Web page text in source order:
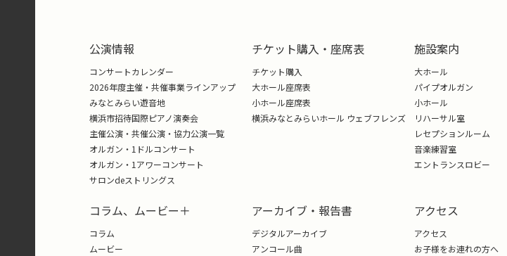
公演情報
コンサートカレンダー
2026年度主催・共催事業ラインアップ
みなとみらい遊音地
横浜市招待国際ピアノ演奏会
主催公演・共催公演・協力公演一覧
オルガン・1ドルコンサート
オルガン・1アワーコンサート
サロンdeストリングス
チケット購入・座席表
チケット購入
大ホール座席表
小ホール座席表
横浜みなとみらいホール ウェブフレンズ
施設案内
大ホール
パイプオルガン
小ホール
リハーサル室
レセプションルーム
音楽練習室
エントランスロビー
コラム、ムービー＋
コラム
ムービー
アーカイブ・報告書
デジタルアーカイブ
アンコール曲
アクセス
アクセス
お子様をお連れの方へ